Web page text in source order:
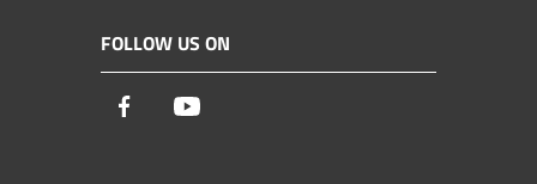
FOLLOW US ON
Facebook